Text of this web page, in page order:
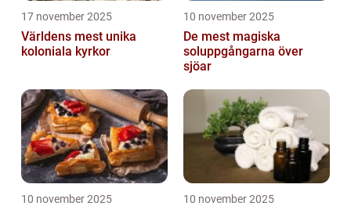
17 november 2025
Världens mest unika
koloniala kyrkor
10 november 2025
De mest magiska
soluppgångarna över
sjöar
10 november 2025 10 november 2025